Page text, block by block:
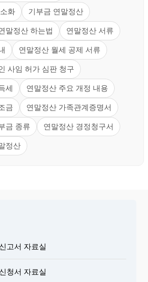
화 기부금 연말정산
말정산 하는법 연말정산 서류
연말정산 월세 공제 서류
사임 허가 심판 청구
세 연말정산 주요 개정 내용
금 연말정산 가족관계증명서
금 종류 연말정산 경정청구서
정산
고서 자료실
청서 자료실